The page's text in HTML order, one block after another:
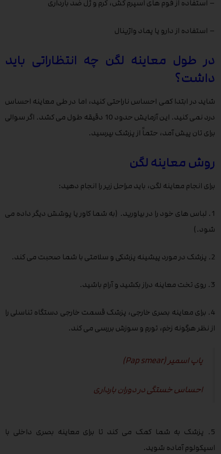
– استفاده از فوم های اسپرم کش، کرم و ژل ضد بارداری
– استفاده از دارو یا پماد واژینال
در طول معاینه لگن چه انتظاراتی باید
داشت؟
شاید در ابتدا کمی احساس ناراحتی کنید، اما در طی معاینه احساس
درد نمی کنید. این آزمایش حدود 10 دقیقه طول می کشد. اگر سوالی
برای تان پیش آمد، حتماً از پزشک بپرسید.
روش معاینه لگن
برای انجام معاینه لگن، باید مراحل زیر را انجام دهید:
1. لباس های خود را در بیاورید. (به شما کاور یا پوشش دیگر داده می
شود.)
2. پزشک در مورد پیشینه پزشکی و سلامتی با شما صحبت می کند.
3. روی تخت معاینه دراز بکشید و آرام باشید.
4. برای معاینه بصری خارجی، پزشک قسمت خارجی دستگاه تناسلی را
از نظر هرگونه زخم، تورم و سوزش بررسی می کند.
پاپ اسمیر (Pap smear)
احساس خستگی در دوران بارداری
5. پزشک به شما کمک می کند تا برای معاینه بصری داخلی با
اسپکولوم آماده شوید.